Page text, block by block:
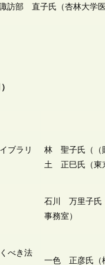
訪部 直子氏（杏林大学
ブラリ
林 聖子氏（（
土 正巳氏（東
石川 万里子氏
事務室）
べき法
一色 正彦氏（